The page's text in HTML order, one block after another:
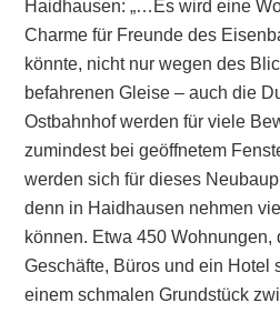
Haidhausen: „…Es wird eine
Charme für Freunde des
könnte, nicht nur wegen des
befahrenen Gleise – auch die
Ostbahnhof werden für viele
zumindest bei geöffnetem
werden sich für dieses
denn in Haidhausen nehmen
können. Etwa 450 Wohnungen,
Geschäfte, Büros und ein Hotel
einem schmalen Grundstück